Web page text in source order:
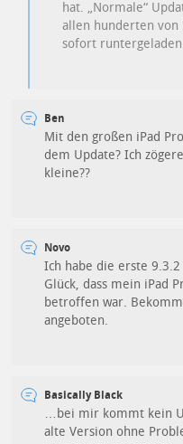
hat. „Normale“
allen hunderten
sofort
Ben
Mit den großen iPad
dem Update? Ich
kleine??
Novo
Ich habe die erste
Glück, dass mein iPad
betroffen war.
angeboten.
Basically Black
…bei mir kommt kein
alte Version ohne